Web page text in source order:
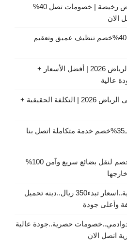
شركة غسيل منازل بالرياض رخيصة | خصومات تصل 40%
الان
غسيل فرشات بالرياض بـ 40%خصم تنظيف عميق وتعقيم
ارخص شركة تنظيف في الرياض 2026 | أفضل الأسعار +
عالية
اسعار شركات التنظيف في الرياض 2026 | التكلفة الحقيقية +
دينا نقل عفش حي الملز بـ35%خصم خدمة متكاملة اتصل بنا
نقل بضائع الرياض بـ30%خصم لنقل بضائع سريع وآمن 100%
دينا نقل عفش حي العزيزية..اسعار تبدء350 ريال..دينه تحميل
وأعلى جودة
حصرية..جودة عالية